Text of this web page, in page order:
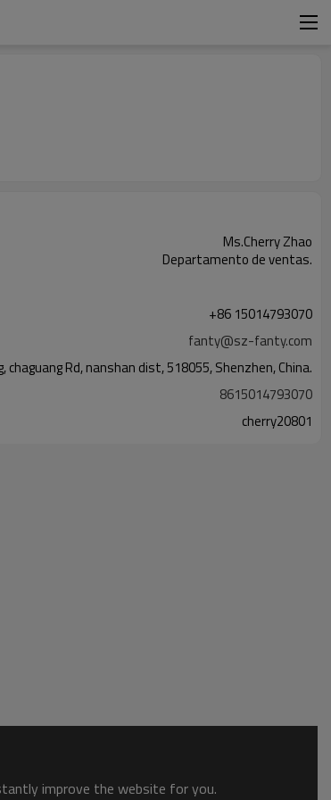
Ms.Cherry Zhao
Departamento de ventas.
+86 15014793070
fanty@sz-fanty.com
chaguang Rd, nanshan dist, 518055, Shenzhen, China.
8615014793070
cherry20801
improve the website for you.